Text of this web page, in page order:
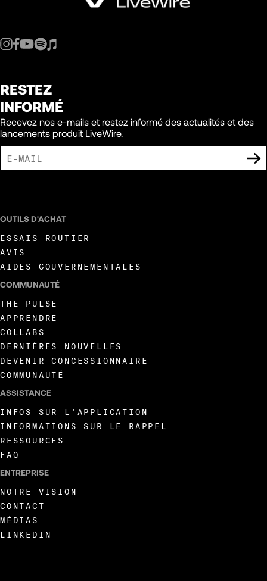
RESTEZ
INFORMÉ
Recevez nos e-mails et restez informé des actualités et des
lancements produit LiveWire.
OUTILS D'ACHAT
ESSAIS ROUTIER
AVIS
AIDES GOUVERNEMENTALES
COMMUNAUTÉ
THE PULSE
APPRENDRE
COLLABS
DERNIÈRES NOUVELLES
DEVENIR CONCESSIONNAIRE
COMMUNAUTÉ
ASSISTANCE
INFOS SUR L'APPLICATION
INFORMATIONS SUR LE RAPPEL
RESSOURCES
FAQ
ENTREPRISE
NOTRE VISION
CONTACT
MÉDIAS
LINKEDIN